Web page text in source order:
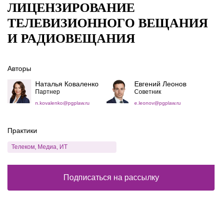
Italiano
ЛИЦЕНЗИРОВАНИЕ
ТЕЛЕВИЗИОННОГО ВЕЩАНИЯ
И РАДИОВЕЩАНИЯ
Авторы
Наталья Коваленко
Партнер
n.kovalenko@pgplaw.ru
Евгений Леонов
Советник
e.leonov@pgplaw.ru
Практики
Телеком, Медиа, ИТ
Подписаться на рассылку